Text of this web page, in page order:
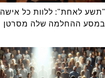
"תשע לאחת": ללוות כל אישה
במסע ההחלמה שלה מסרטן